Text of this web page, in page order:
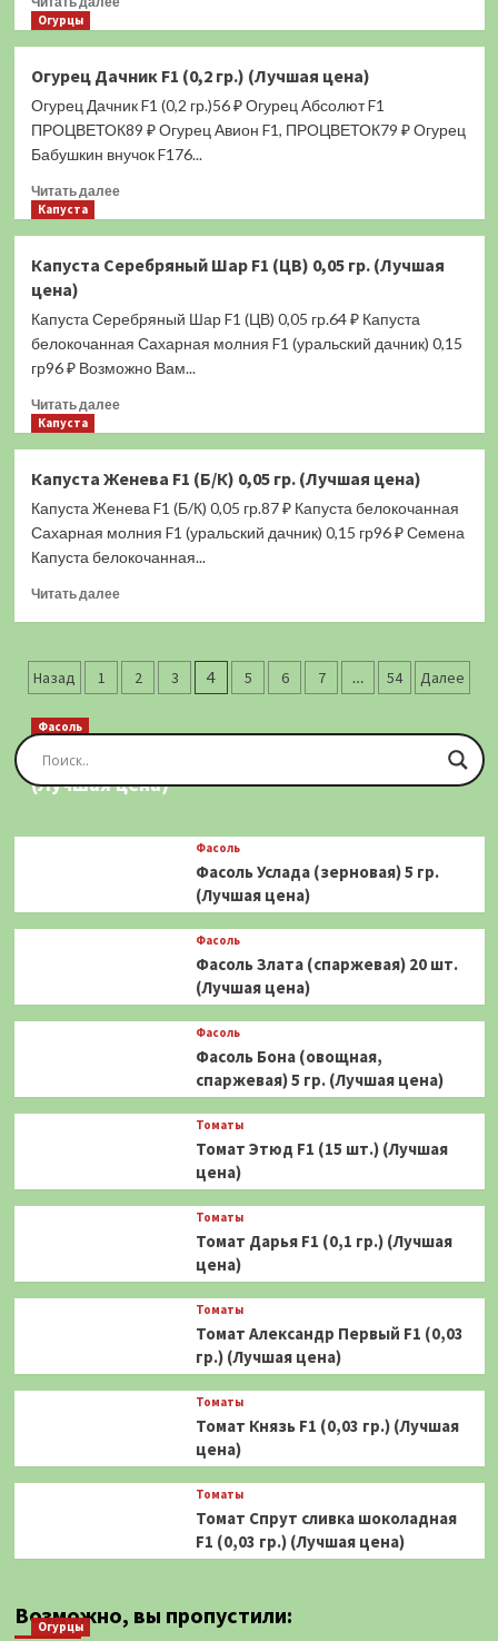
Капелька
(0,5
гр.)
(Лучшая
цена)
Огурцы
Огурец Дачник F1 (0,2 гр.) (Лучшая цена)
Огурец Дачник F1 (0,2 гр.)56 ₽ Огурец Абсолют F1
ПРОЦВЕТОК89 ₽ Огурец Авион F1, ПРОЦВЕТОК79 ₽ Огурец
Бабушкин внучок F176...
Читать далееПрочитать
Дачник
(0,2
гр.)
цена)
Капуста
Капуста Серебряный Шар F1 (ЦВ) 0,05 гр. (Лучшая
цена)
Капуста Серебряный Шар F1 (ЦВ) 0,05 гр.64 ₽ Капуста
белокочанная Сахарная молния F1 (уральский дачник) 0,15
гр96 ₽ Возможно Вам...
Читать далееПрочитать
Серебряный
Шар
F1
гр.
Капуста
Капуста Женева F1 (Б/К) 0,05 гр. (Лучшая цена)
Капуста Женева F1 (Б/К) 0,05 гр.87 ₽ Капуста белокочанная
Сахарная молния F1 (уральский дачник) 0,15 гр96 ₽ Семена
Капуста белокочанная...
Читать далееПрочитать
Женева
F1
К)
гр.
Пагинация
записей
Назад 1 2 3 4 5 6 7 … 54 Далее
Фасоль
Фасоль Золотая Сакса (спаржевая) 20 шт.
(Лучшая цена)
Фасоль
Фасоль Услада (зерновая) 5 гр.
(Лучшая цена)
Фасоль
Фасоль Злата (спаржевая) 20 шт.
(Лучшая цена)
Фасоль
Фасоль Бона (овощная,
спаржевая) 5 гр. (Лучшая цена)
Томаты
Томат Этюд F1 (15 шт.) (Лучшая
цена)
Томаты
Томат Дарья F1 (0,1 гр.) (Лучшая
цена)
Томаты
Томат Александр Первый F1 (0,03
гр.) (Лучшая цена)
Томаты
Томат Князь F1 (0,03 гр.) (Лучшая
цена)
Томаты
Томат Спрут сливка шоколадная
F1 (0,03 гр.) (Лучшая цена)
Возможно, вы пропустили:
Огурцы